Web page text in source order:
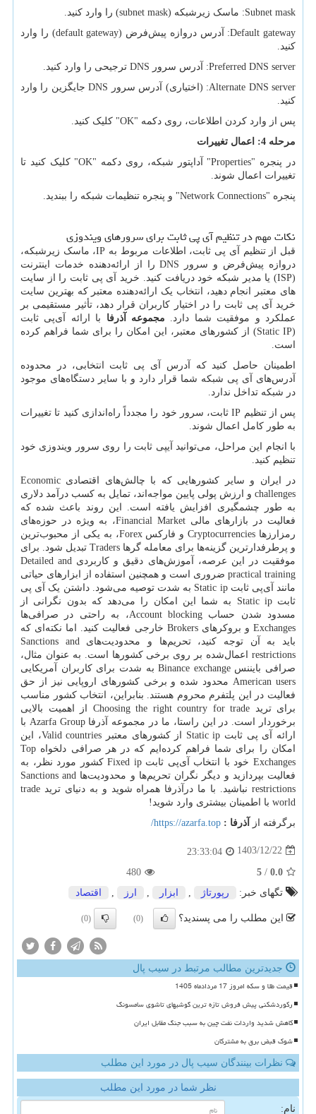
Subnet mask: ماسک زیرشبکه (subnet mask) را وارد کنید.
Default gateway: آدرس دروازه پیش‌فرض (default gateway) را وارد
کنید.
Preferred DNS server: آدرس سرور DNS ترجیحی را وارد کنید.
Alternate DNS server: (اختیاری) آدرس سرور DNSجایگزین را وارد
کنید.
پس از وارد کردن اطلاعات، روی دکمه "OK" کلیک کنید.
مرحله 4: اعمال تغییرات
در پنجره "Properties" آداپتور شبکه، روی دکمه "OK" کلیک کنید تا
تغییرات اعمال شوند.
پنجره "Network Connections" و پنجره تنظیمات شبکه را ببندید.
نکات مهم در تنظیم آی پی ثابت برای سرورهای ویندوزی
قبل از تنظیم آی پی ثابت، اطلاعات مربوط به IP، ماسک زیرشبکه،
دروازه پیش‌فرض و سرور DNSرا از ارائه‌دهنده خدمات اینترنت
(
ISP) یا مدیر شبکه خود دریافت کنید. خرید آی پی ثابت را از سایت
های معتبر انجام دهید، انتخاب یک ارائه‌دهنده معتبر که بهترین سایت
خرید آی پی ثابت را در اختیار کاربران قرار دهد، تأثیر مستقیمی بر
عملکرد و موفقیت شما دارد. مجموعه آذرفا با ارائه آی‌پی ثابت
(
Static IP) از کشورهای معتبر، این امکان را برای شما فراهم کرده‌
است.
اطمینان حاصل کنید که آدرس آی پی ثابت انتخابی، در محدوده
آدرس‌های آی پی شبکه شما قرار دارد و با سایر دستگاه‌های موجود
در شبکه تداخل ندارد.
پس از تنظیم IPثابت، سرور خود را مجدداً راه‌اندازی کنید تا تغییرات
به طور کامل اعمال شوند.
با انجام این مراحل، می‌توانید آیپی ثابت را روی سرور ویندوزی خود
تنظیم کنید.
در ایران و سایر کشورهایی که با چالش‌های اقتصادی Economic
challenges و ارزش پولی پایین مواجه‌اند، تمایل به کسب درآمد دلاری
به طور چشمگیری افزایش یافته است. این روند باعث شده که
فعالیت در بازارهای مالیFinancial Market، به ویژه در حوزه‌های
رمزارزها Cryptocurrenciesو فارکسForex، به یکی از محبوب‌ترین
و پرطرفدارترین گزینه‌ها برای معامله گرها Traders تبدیل شود. برای
موفقیت در این عرصه، آموزش‌های دقیق و کاربردی Detailed and
practical training ضروری است و همچنین استفاده از ابزارهای حیاتی
مانند آی‌پی ثابتStatic ip به شدت توصیه می‌شود. داشتن یک آی پی
ثابتStatic ip به شما این امکان را می‌دهد که بدون نگرانی از
مسدود شدن حسابAccount blocking، به راحتی در صرافی‌ها
Exchangesو بروکرهایBrokers خارجی فعالیت کنید. اما نکته‌ای که
باید به آن توجه کنید، تحریم‌ها و محدودیت‌هایSanctions and
restrictions اعمال‌شده بر روی برخی کشورها است. به عنوان مثال،
صرافی بایننسBinance exchangeبه شدت برای کاربران آمریکایی
American usersمحدود شده و برخی کشورهای اروپایی نیز از حق
فعالیت در این پلتفرم محروم هستند. بنابراین، انتخاب کشور مناسب
برای ترید Choosing the right country for trade از اهمیت بالایی
برخوردار است. در این راستا، ما در مجموعه آذرفاAzarfa Group با
ارائه آی‌ پی ثابت Static ip از کشورهای معتبر Valid countries، این
امکان را برای شما فراهم کرده‌ایم که در هر صرافی دلخواه Top
Exchangesخود با انتخاب آی‌پی ثابتFixed ipکشور مورد نظر، به
فعالیت بپردازید و دیگر نگران تحریم‌ها و محدودیت‌ها Sanctions and
restrictions نباشید. با ما درآذرفا همراه شوید و به دنیای ترید trade
world با اطمینان بیشتری وارد شوید!
برگرفته از
آذرفا : https://azarfa.top
/
1403/12/22
23:33:04
0.0
/
5
480
تگهای خبر:
رپورتاژ ابزار ارز اقتصاد
این مطلب را می پسندید؟ (0)
(0)
جدیدترین مطالب مرتبط در سیب پال
قیمت طلا و سکه امروز 17 مردادماه 1405
رکوردشکنی پیش فروش تازه ترین گوشیهای تاشوی سامسونگ
کاهش شدید واردات نفت چین به سبب جنگ مقابل ایران
شوک قبض برق به مشترکان
نظرات بینندگان سیب پال در مورد این مطلب
نظر شما در مورد این مطلب
نام: